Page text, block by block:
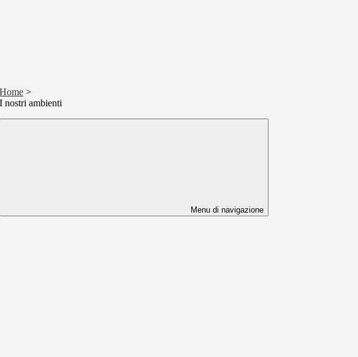
Home >
I nostri ambienti
Menu di navigazione